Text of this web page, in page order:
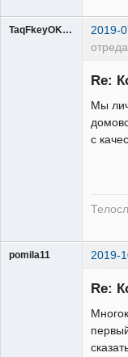
TaqFkeyOK1987 2019-
Re:
Мы
с
pomila11 2019-
Re: